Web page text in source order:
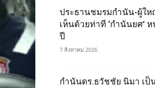
ประธานชมรมกำนัน-ผู้ใ
เห็นด้วยท่าที ‘กำนันยศ’
ปี
7 สิงหาคม 2026
กำนันดร.ธวัชชัย นิมา เป็